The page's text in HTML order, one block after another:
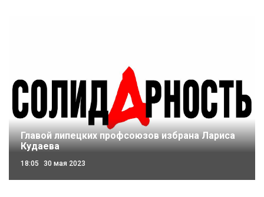
Главой липецких профсоюзов избрана Лариса
Кудаева
18:05 30 мая 2023